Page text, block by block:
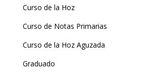
Curso de la Hoz
Curso de Notas Primarias
Curso de la Hoz Aguzada
Graduado